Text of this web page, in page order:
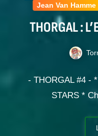
Jean Van Hamme
THORGAL :
- THORGAL #4 -
STARS *